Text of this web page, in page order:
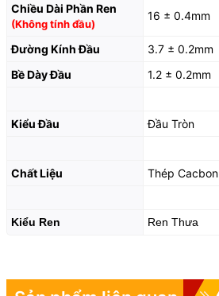
Chiều Dài Phần Ren
(Không tính đầu)
16 ± 0.4mm
Đường Kính Đầu
3.7 ± 0.2mm
Bề Dày Đầu
1.2 ± 0.2mm
Kiểu Đầu Đầu Tròn
Chất Liệu Thép Cacbon
Kiểu Ren Ren Thưa